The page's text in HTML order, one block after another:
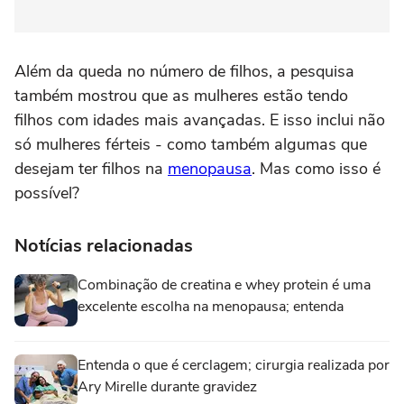
Além da queda no número de filhos, a pesquisa
também mostrou que as mulheres estão tendo
filhos com idades mais avançadas. E isso inclui não
só mulheres férteis - como também algumas que
desejam ter filhos na menopausa. Mas como isso é
possível?
Notícias relacionadas
Combinação de creatina e whey protein é uma
excelente escolha na menopausa; entenda
Entenda o que é cerclagem; cirurgia realizada por
Ary Mirelle durante gravidez